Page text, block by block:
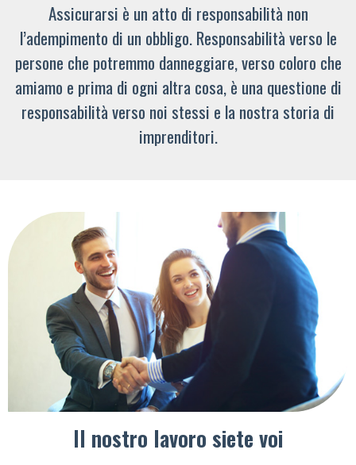
Assicurarsi è un atto di responsabilità non
l’adempimento di un obbligo. Responsabilità verso le
persone che potremmo danneggiare, verso coloro che
amiamo e prima di ogni altra cosa, è una questione di
responsabilità verso noi stessi e la nostra storia di
imprenditori.
Il nostro lavoro siete voi